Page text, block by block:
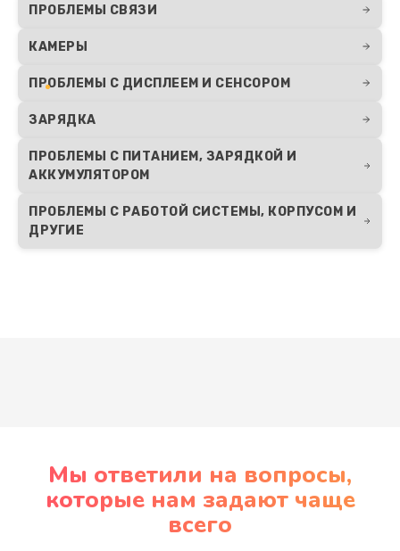
ПРОБЛЕМЫ СВЯЗИ
КАМЕРЫ
ПРОБЛЕМЫ С ДИСПЛЕЕМ И СЕНСОРОМ
ЗАРЯДКА
ПРОБЛЕМЫ С ПИТАНИЕМ, ЗАРЯДКОЙ И
АККУМУЛЯТОРОМ
ПРОБЛЕМЫ С РАБОТОЙ СИСТЕМЫ, КОРПУСОМ И
ДРУГИЕ
Мы ответили на вопросы,
которые нам задают чаще
всего